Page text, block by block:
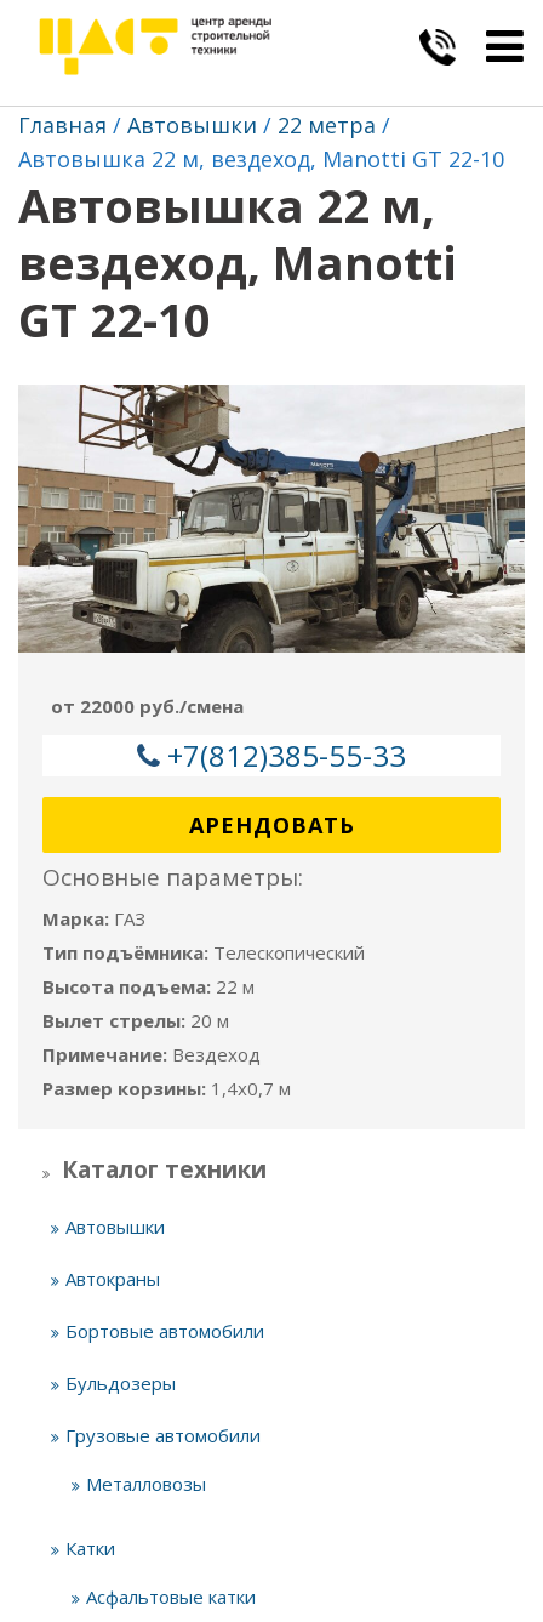
Главная Автовышки
22 метра
Автовышка 22 м, вездеход, Manotti GT 22-10
Автовышка 22 м,
вездеход, Manotti
GT 22-10
от 22000 руб./смена
+7(812)385-55-33
АРЕНДОВАТЬ
Основные параметры:
Марка: ГАЗ
Тип подъёмника: Телескопический
Высота подъема: 22 м
Вылет стрелы: 20 м
Примечание: Вездеход
Размер корзины: 1,4x0,7 м
Каталог техники
Автовышки
Автокраны
Бортовые автомобили
Бульдозеры
Грузовые автомобили
Металловозы
Катки
Асфальтовые катки